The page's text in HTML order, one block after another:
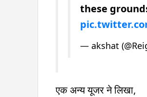
these
— akshat
एक अन्य यूजर ने लिखा,